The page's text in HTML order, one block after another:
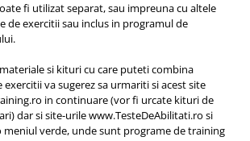
fi utilizat separat, sau impreuna cu altele
de exercitii sau inclus in programul de
si kituri cu care puteti combina
exercitii va sugerez sa urmariti si acest site
in continuare (vor fi urcate kituri de
dar si site-urilewww.TesteDeAbilitati.ro si
meniul verde, unde sunt programe de training